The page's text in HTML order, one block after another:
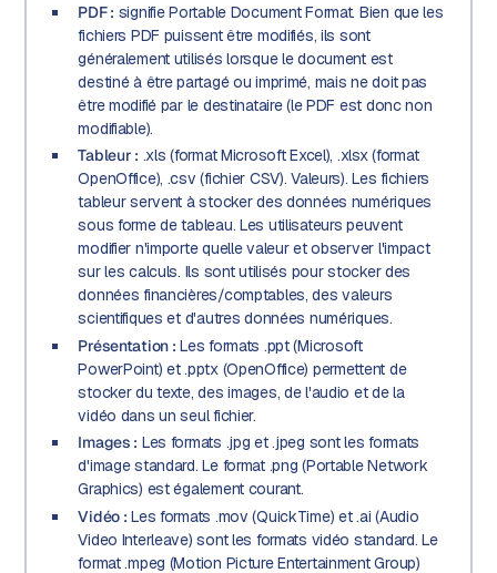
PDF : signifie Portable Document Format. Bien que les
fichiers PDF puissent être modifiés, ils sont
généralement utilisés lorsque le document est
destiné à être partagé ou imprimé, mais ne doit pas
être modifié par le destinataire (le PDF est donc non
modifiable).
Tableur : .xls (format Microsoft Excel), .xlsx (format
OpenOffice), .csv (fichier CSV). Valeurs). Les fichiers
tableur servent à stocker des données numériques
sous forme de tableau. Les utilisateurs peuvent
modifier n'importe quelle valeur et observer l'impact
sur les calculs. Ils sont utilisés pour stocker des
données financières/comptables, des valeurs
scientifiques et d'autres données numériques.
Présentation : Les formats .ppt (Microsoft
PowerPoint) et .pptx (OpenOffice) permettent de
stocker du texte, des images, de l'audio et de la
vidéo dans un seul fichier.
Images : Les formats .jpg et .jpeg sont les formats
d'image standard. Le format .png (Portable Network
Graphics) est également courant.
Vidéo : Les formats .mov (QuickTime) et .ai (Audio
Video Interleave) sont les formats vidéo standard. Le
format .mpeg (Motion Picture Entertainment Group)